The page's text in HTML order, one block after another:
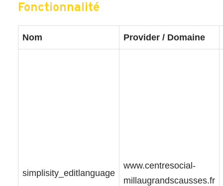
Fonctionnalité
Nom Provider / Domaine
simplisity_editlanguage
www.centresocial-
millaugrandscausses.fr